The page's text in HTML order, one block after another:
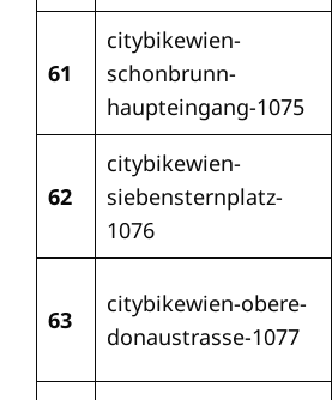
61
citybikewien-
schonbrunn-
haupteingang-1075
62
citybikewien-
siebensternplatz-
1076
63
citybikewien-obere-
donaustrasse-1077